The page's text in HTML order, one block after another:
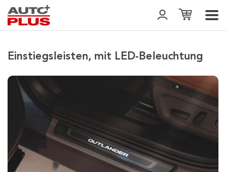
Einstiegsleisten, mit LED-Beleuchtung